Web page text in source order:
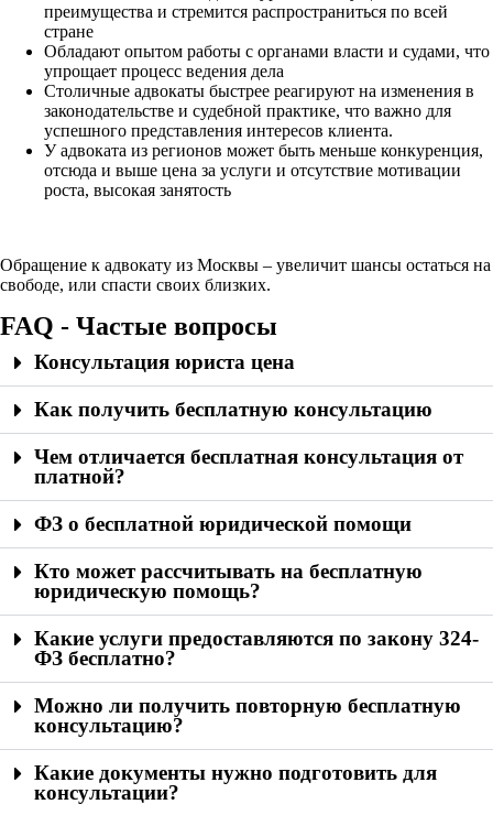
преимущества и стремится распространиться по всей
стране
Обладают опытом работы с органами власти и судами, что
упрощает процесс ведения дела
Столичные адвокаты быстрее реагируют на изменения в
законодательстве и судебной практике, что важно для
успешного представления интересов клиента.
У адвоката из регионов может быть меньше конкуренция,
отсюда и выше цена за услуги и отсутствие мотивации
роста, высокая занятость
Обращение к адвокату из Москвы – увеличит шансы остаться на
свободе, или спасти своих близких.
FAQ - Частые вопросы
Консультация юриста цена
Как получить бесплатную консультацию
Чем отличается бесплатная консультация от
платной?
ФЗ о бесплатной юридической помощи
Кто может рассчитывать на бесплатную
юридическую помощь?
Какие услуги предоставляются по закону 324-
ФЗ бесплатно?
Можно ли получить повторную бесплатную
консультацию?
Какие документы нужно подготовить для
консультации?